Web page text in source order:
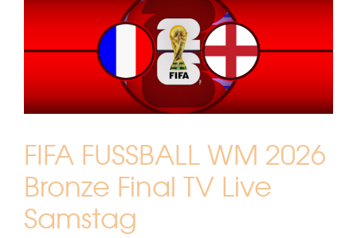
FIFA FUSSBALL WM 2026
Bronze Final TV Live
Samstag